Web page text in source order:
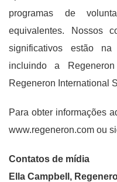
programas de
equivalentes. Nossos
significativos estão
incluindo a
Regeneron International
Para obter informações
www.regeneron.com ou
Contatos de mídia
Ella Campbell,